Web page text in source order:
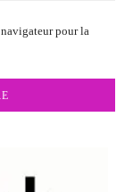
pour la